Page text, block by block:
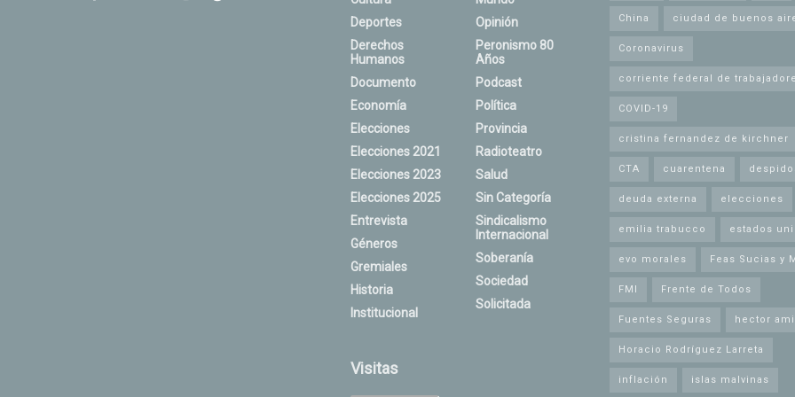
Deportes
Derechos
Humanos
Documento
Economía
Elecciones
Elecciones 2021
Elecciones 2023
Elecciones 2025
Entrevista
Géneros
Gremiales
Historia
Institucional
Opinión
Peronismo 80
Años
Podcast
Política
Provincia
Radioteatro
Salud
Sin Categoría
Sindicalismo
Internacional
Soberanía
Sociedad
Solicitada
Visitas
China ciudad de buenos
Coronavirus
corriente federal de
COVID-19
cristina fernandez de kirchner
CTA cuarentena
deuda externa elecciones
emilia trabucco estados
evo morales Feas Sucias y
FMI Frente de Todos
Fuentes Seguras hector
Horacio Rodríguez Larreta
inflación islas malvinas